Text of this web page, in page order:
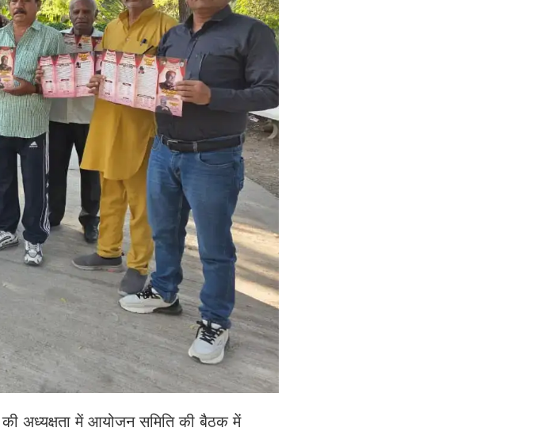
की अध्यक्षता में आयोजन समिति की बैठक में